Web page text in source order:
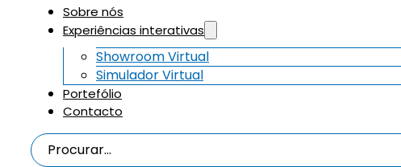
Sobre nós
Experiências interativas
Showroom Virtual
Simulador Virtual
Portefólio
Contacto
Procurar...